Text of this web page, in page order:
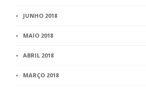
JUNHO 2018
MAIO 2018
ABRIL 2018
MARÇO 2018